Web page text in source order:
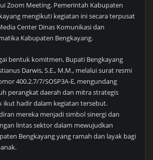
Zoom Meeting. Pemerintah Kabupaten
mengikuti kegiatan ini secara terpusat
Center Dinas Komunikasi dan
Kabupaten Bengkayang.
bentuk komitmen, Bupati Bengkayang
Darwis, S.E., M.M., melalui surat resmi
400.2.7/7/SOSP3A-E, mengundang
perangkat daerah dan mitra strategis
ikut hadir dalam kegiatan tersebut.
mereka menjadi simbol sinergi dan
lintas sektor dalam mewujudkan
Bengkayang yang ramah dan layak bagi